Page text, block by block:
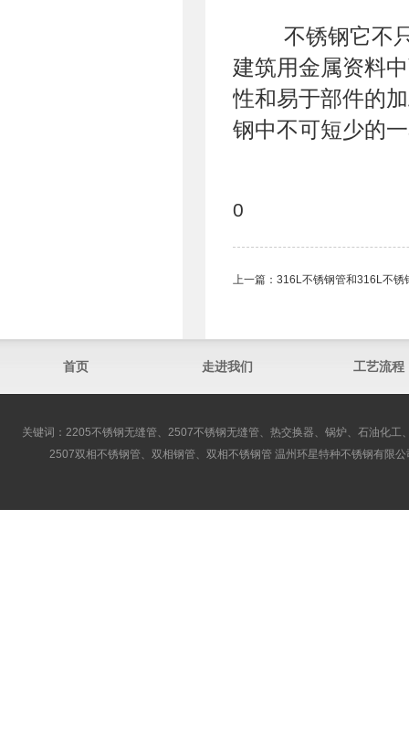
不锈钢它不
建筑用金属资料
性和易于部件的
钢中不可短少的
0
上一篇： 316L不锈钢管和316L不锈
首页 走进我们 工艺流程
关键词：2205不锈钢无缝管、2507不锈钢无缝管、热交换器、锅炉、石油化
2507双相不锈钢管、双相钢管、双相不锈钢管 温州环星特种不锈钢有限